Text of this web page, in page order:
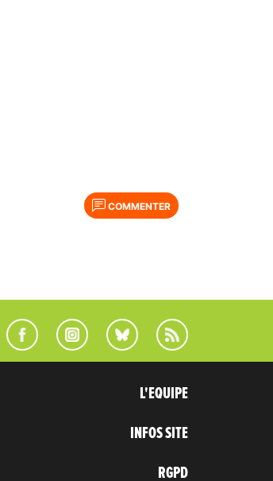
COMMENTER
L'EQUIPE
INFOS SITE
RGPD